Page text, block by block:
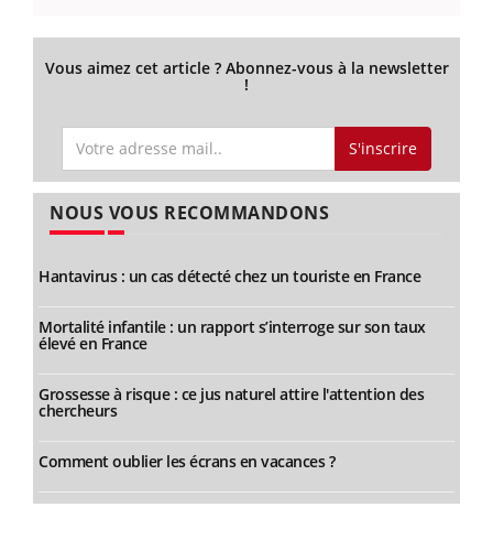
Vous aimez cet article ? Abonnez-vous à la newsletter
!
S'inscrire
NOUS VOUS RECOMMANDONS
Hantavirus : un cas détecté chez un touriste en France
Mortalité infantile : un rapport s’interroge sur son taux
élevé en France
Grossesse à risque : ce jus naturel attire l'attention des
chercheurs
Comment oublier les écrans en vacances ?